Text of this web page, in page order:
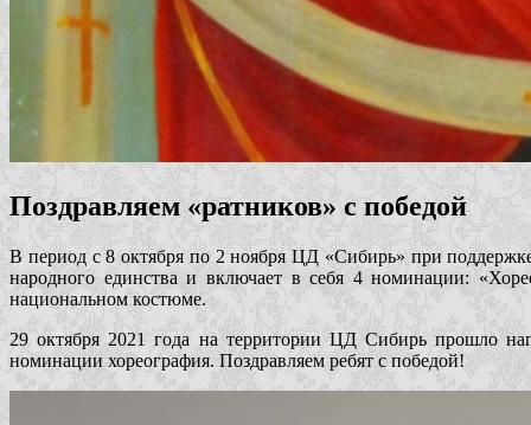
Поздравляем «ратников» с победой
В период с 8 октября по 2 ноября ЦД «Сибирь» при
народного единства и включает в себя 4 номинации:
национальном костюме.
29 октября 2021 года на территории ЦД Сибирь прошло
номинации хореография. Поздравляем ребят с победой!